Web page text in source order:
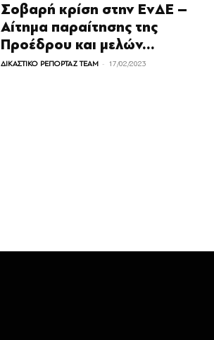
Σοβαρή κρίση στην ΕνΔΕ –
Αίτημα παραίτησης της
Προέδρου και μελών...
ΔΙΚΑΣΤΙΚΟ ΡΕΠΟΡΤΑΖ TEAM - 17/02/2023